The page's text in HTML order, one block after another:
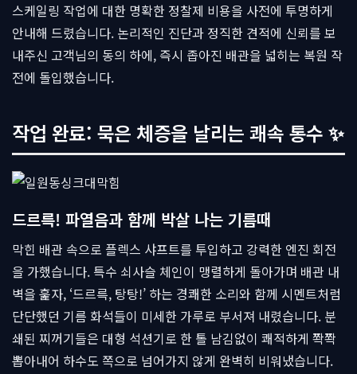
스케일링 작업에 대한 명확한 정찰제 비용을 사전에 투명하게
안내해 드렸습니다. 논리적인 진단과 정직한 견적에 신뢰를 보
내주신 고객님의 동의 하에, 즉시 좁아진 배관을 넓히는 복원 작
전에 돌입했습니다.
작업 완료: 묵은 체증을 날리는 쾌속 통수 ✨
드르륵! 파열음과 함께 박살 나는 기름때
막힌 배관 속으로 플렉스 샤프트를 투입하고 강력한 엔진 회전
을 가했습니다. 특수 쇠사슬 체인이 맹렬하게 돌아가며 배관 내
벽을 훑자, ‘드르륵, 탕탕!’ 하는 경쾌한 소리와 함께 시멘트처럼
단단했던 기름 화석들이 미세한 가루로 부서져 내렸습니다. 분
쇄된 찌꺼기들은 대형 석션기로 한 톨 남김없이 쾌적하게 쫙쫙
뽑아내어 하수도 쪽으로 넘어가지 않게 완벽히 비워냈습니다.